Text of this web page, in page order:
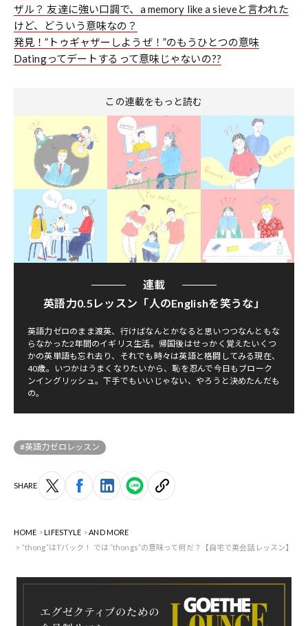
ザル？ 友達に強い口調で、a memory like a sieveと言われた
けど、どういう意味なの？
発見！”トゥギャザーしようぜ！”のもうひとつの意味
Datingってデートするって意味じゃないの??
この連載をもっと読む
連載
英語力0.5レッスン「人のEnglishを笑うな」
英語力ゼロのまま渡英、行けばなんとかなると思いつつなんともな
らなかった2年間のイギリス生活。帰国後はせっかく覚えたいくつ
かの英単語も忘れ去り、それでも時々は英語と格闘してみる現在、
40歳。いつかはうまくなりたいから、恥を忍んで今日もブローク
ンイングリッシュ。下手でもいいじゃない、やろうと決めたんだも
の。
#英語力ゼロレッスン
SHARE
HOME LIFESTYLE
AND MORE
“thong”はTバック！ では ”thongs”の意味って何だ？【自宅で英会話レッスン】